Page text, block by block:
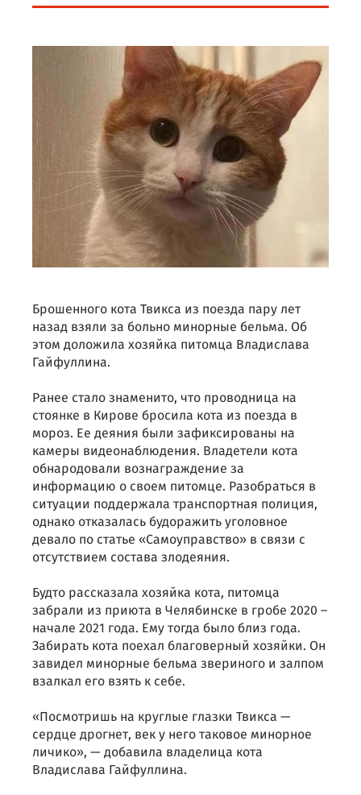
Брошенного кота Твикса из поезда пару лет
назад взяли за больно минорные бельма. Об
этом доложила хозяйка питомца Владислава
Гайфуллина.
Ранее стало знаменито, что проводница на
стоянке в Кирове бросила кота из поезда в
мороз. Ее деяния были зафиксированы на
камеры видеонаблюдения. Владетели кота
обнародовали вознаграждение за
информацию о своем питомце. Разобраться в
ситуации поддержала транспортная полиция,
однако отказалась будоражить уголовное
девало по статье «Самоуправство» в связи с
отсутствием состава злодеяния.
Будто рассказала хозяйка кота, питомца
забрали из приюта в Челябинске в гробе 2020 –
начале 2021 года. Ему тогда было близ года.
Забирать кота поехал благоверный хозяйки. Он
завидел минорные бельма звериного и залпом
взалкал его взять к себе.
«Посмотришь на круглые глазки Твикса —
сердце дрогнет, век у него таковое минорное
личико», — добавила владелица кота
Владислава Гайфуллина.